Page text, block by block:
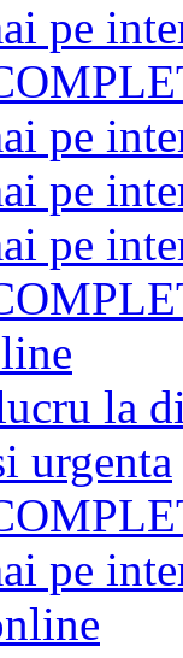
pe
pe
pe
pe
la
urgenta
pe